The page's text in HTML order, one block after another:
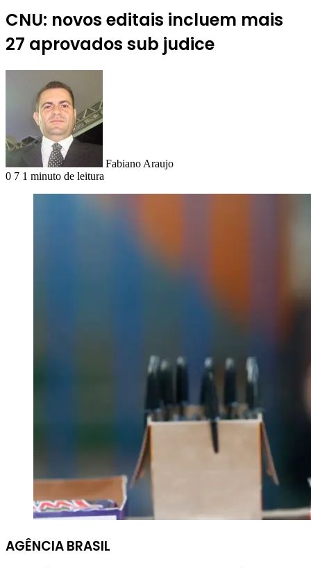
CNU: novos editais incluem mais
27 aprovados sub judice
Fabiano Araujo
0 7 1 minuto de leitura
AGÊNCIA BRASIL